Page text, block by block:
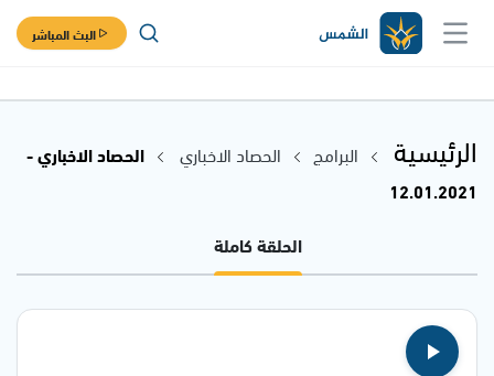
البث المباشر
الرئيسية البرامج الحصاد الاخباري
الحصاد الاخباري -
12.01.2021
الحلقة كاملة